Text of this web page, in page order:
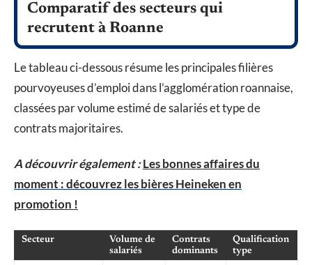
Comparatif des secteurs qui
recrutent à Roanne
Le tableau ci-dessous résume les principales filières
pourvoyeuses d’emploi dans l’agglomération roannaise,
classées par volume estimé de salariés et type de
contrats majoritaires.
A découvrir également :Les bonnes affaires du
moment : découvrez les bières Heineken en
promotion !
Secteur
Volume de
salariés
Contrats
dominants
Qualification
type